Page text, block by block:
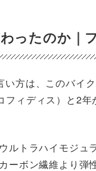
ったのか｜
い方は、このバイ
ィディス）と2
ルトラハイモジュ
ーボン繊維より弾